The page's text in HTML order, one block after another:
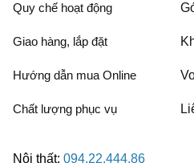
Quy chế hoạt động
Giao hàng, lắp đặt
Hướng dẫn mua Online
Chất lượng phục vụ
Nội thất: 094.22.444.86